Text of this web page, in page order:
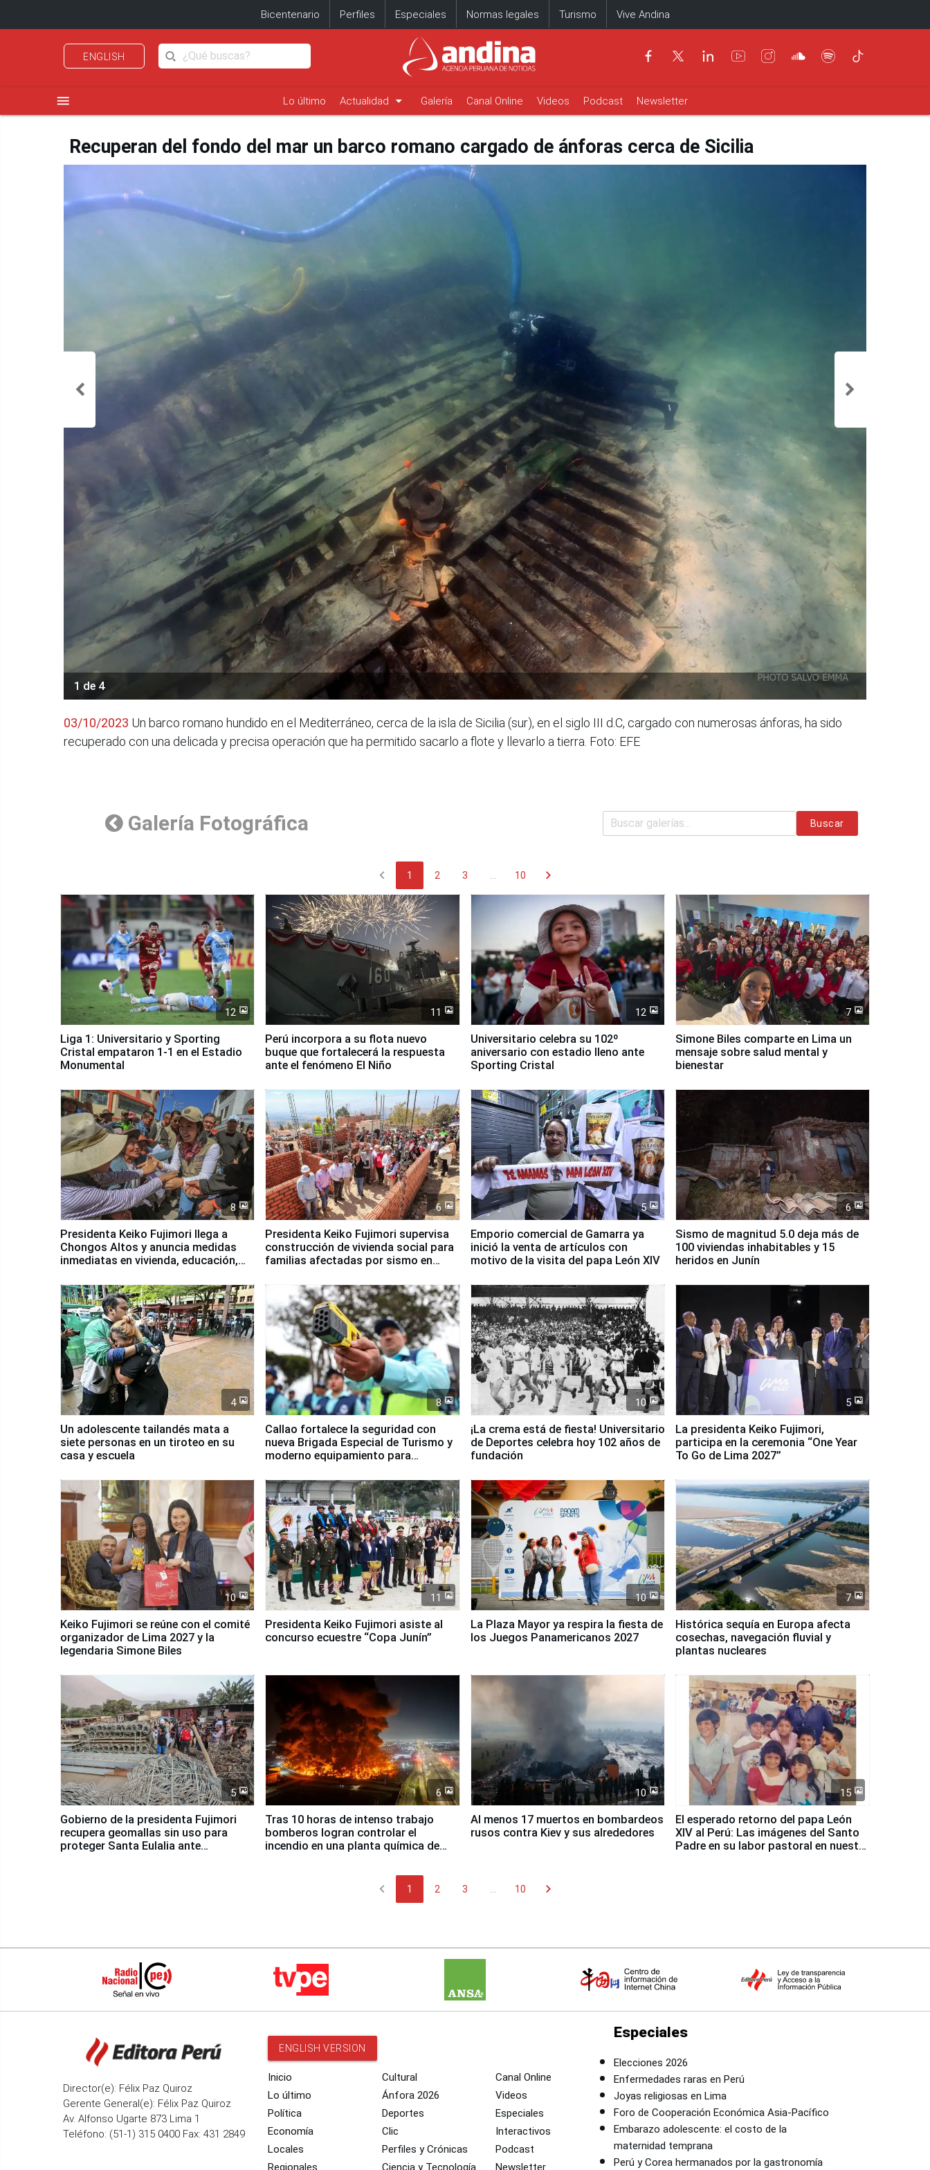
Bicentenario Perfiles Especiales Normas legales Turismo Vive Andina
ENGLISH
menu Lo último Actualidad arrow_drop_down Galería Canal Online Videos Podcast Newsletter
Recuperan del fondo del mar un barco romano cargado de ánforas cerca de Sicilia
1 de 4
03/10/2023 Un barco romano hundido en el Mediterráneo, cerca de la isla de Sicilia (sur), en el siglo III d.C, cargado con numerosas ánforas, ha sido
recuperado con una delicada y precisa operación que ha permitido sacarlo a flote y llevarlo a tierra. Foto: EFE
Galería Fotográfica Buscar
chevron_left 1 2 3 10 chevron_right
12
Liga 1: Universitario y Sporting
Cristal empataron 1-1 en el Estadio
Monumental
11
Perú incorpora a su flota nuevo
buque que fortalecerá la respuesta
ante el fenómeno El Niño
12
Universitario celebra su 102º
aniversario con estadio lleno ante
Sporting Cristal
7
Simone Biles comparte en Lima un
mensaje sobre salud mental y
bienestar
8
Presidenta Keiko Fujimori llega a
Chongos Altos y anuncia medidas
inmediatas en vivienda, educación,
6
Presidenta Keiko Fujimori supervisa
construcción de vivienda social para
familias afectadas por sismo en
5
Emporio comercial de Gamarra ya
inició la venta de artículos con
motivo de la visita del papa León XIV
6
Sismo de magnitud 5.0 deja más de
100 viviendas inhabitables y 15
heridos en Junín
4
Un adolescente tailandés mata a
siete personas en un tiroteo en su
casa y escuela
8
Callao fortalece la seguridad con
nueva Brigada Especial de Turismo y
moderno equipamiento para
10
¡La crema está de fiesta! Universitario
de Deportes celebra hoy 102 años de
fundación
5
La presidenta Keiko Fujimori,
participa en la ceremonia “One Year
To Go de Lima 2027”
10
Keiko Fujimori se reúne con el comité
organizador de Lima 2027 y la
legendaria Simone Biles
11
Presidenta Keiko Fujimori asiste al
concurso ecuestre “Copa Junín”
10
La Plaza Mayor ya respira la fiesta de
los Juegos Panamericanos 2027
7
Histórica sequía en Europa afecta
cosechas, navegación fluvial y
plantas nucleares
5
Gobierno de la presidenta Fujimori
recupera geomallas sin uso para
proteger Santa Eulalia ante
6
Tras 10 horas de intenso trabajo
bomberos logran controlar el
incendio en una planta química de
10
Al menos 17 muertos en bombardeos
rusos contra Kiev y sus alrededores
15
El esperado retorno del papa León
XIV al Perú: Las imágenes del Santo
Padre en su labor pastoral en nuestro
chevron_left 1 2 3 10 chevron_right
Director(e): Félix Paz Quiroz
Gerente General(e): Félix Paz Quiroz
Av. Alfonso Ugarte 873 Lima 1
Teléfono: (51-1) 315 0400 Fax: 431 2849
ENGLISH VERSION
Inicio
Lo último
Política
Economía
Locales
Regionales
Cultural
Ánfora 2026
Deportes
Clic
Perfiles y Crónicas
Ciencia y Tecnología
Canal Online
Videos
Especiales
Interactivos
Podcast
Newsletter
Especiales
Elecciones 2026
Enfermedades raras en Perú
Joyas religiosas en Lima
Foro de Cooperación Económica Asia-Pacífico
Embarazo adolescente: el costo de la
maternidad temprana
Perú y Corea hermanados por la gastronomía